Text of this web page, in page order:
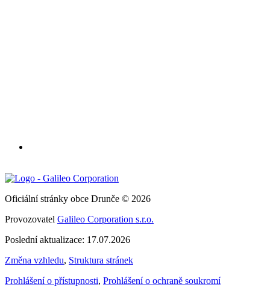
Oficiální stránky obce Drunče © 2026
Provozovatel Galileo Corporation s.r.o.
Poslední aktualizace: 17.07.2026
Změna vzhledu, Struktura stránek
Prohlášení o přístupnosti, Prohlášení o ochraně soukromí